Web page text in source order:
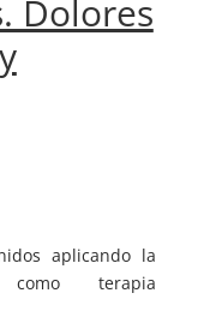
Dolores
aplicando la
como terapia